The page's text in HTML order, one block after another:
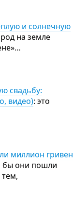
и солнечную
на земле
свадьбу:
видео): это
миллион гривен
бы они пошли